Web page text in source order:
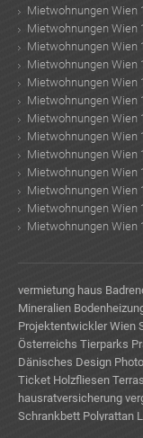
Mietwohnungen Wien
Mietwohnungen Wien
Mietwohnungen Wien
Mietwohnungen Wien
Mietwohnungen Wien
Mietwohnungen Wien
Mietwohnungen Wien
Mietwohnungen Wien
Mietwohnungen Wien
Mietwohnungen Wien
Mietwohnungen Wien
Mietwohnungen Wien
Mietwohnungen Wien
vermietung haus
Mineralien
Projektentwickler Wien
Österreichs Tierparks
Dänisches Design
Ticket Holzfliesen
hausratversicherung
Schrankbett Polyrattan